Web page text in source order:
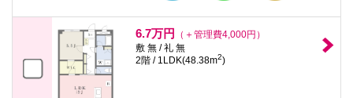
6.7万円
（＋管理費4,000円）
敷 無 / 礼 無
2階 / 1LDK(48.38m2)